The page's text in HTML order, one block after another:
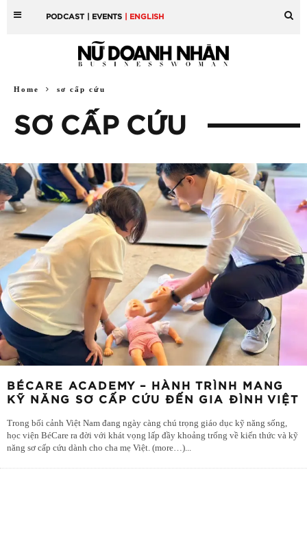
PODCAST | EVENTS | ENGLISH
Home sơ cấp cứu
SƠ CẤP CỨU
BÉCARE ACADEMY – HÀNH TRÌNH MANG
KỸ NĂNG SƠ CẤP CỨU ĐẾN GIA ĐÌNH VIỆT
Trong bối cảnh Việt Nam đang ngày càng chú trọng giáo dục kỹ năng sống,
học viện BéCare ra đời với khát vọng lấp đầy khoảng trống về kiến thức và kỹ
năng sơ cấp cứu dành cho cha mẹ Việt. (more…)...